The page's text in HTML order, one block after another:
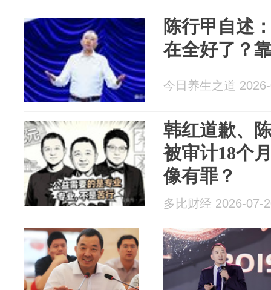
陈行甲自述
在全好了？
今日养生之道
韩红道歉、
被审计18个
像有罪？
多比财经 2026-07-